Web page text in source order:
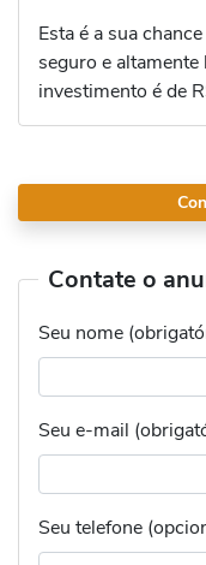
Esta é a sua
seguro e
investimento é de
Contate o
Seu nome
Seu e-mail
Seu telefone